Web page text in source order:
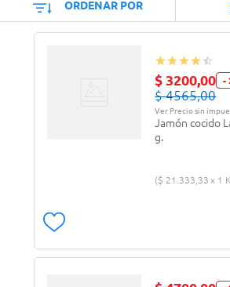
ORDENAR POR
$ 3200,00 -
$ 4565,00
Ver Precio sin
Jamón cocido
g.
$ 21 .333,33 1